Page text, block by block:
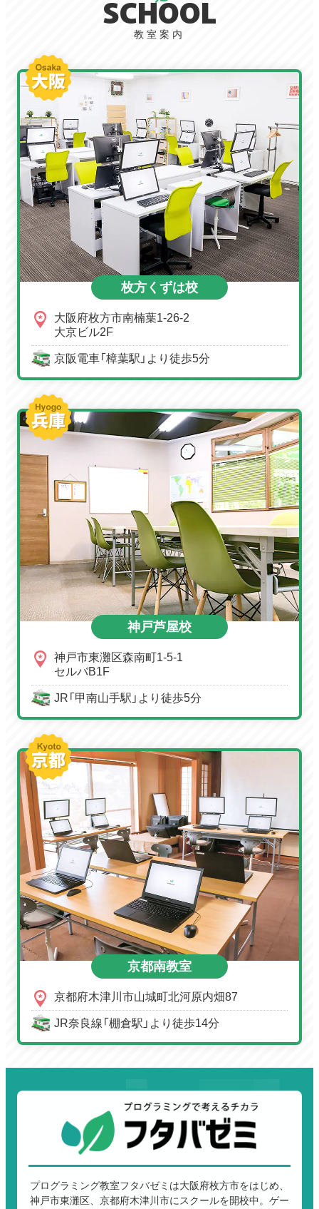
SCHOOL
教室案内
枚方くずは校
大阪府枚方市南楠葉1-26-2
大京ビル2F
京阪電車「樟葉駅」より徒歩5分
神戸芦屋校
神戸市東灘区森南町1-5-1
セルバB1F
JR「甲南山手駅」より徒歩5分
京都南教室
京都府木津川市山城町北河原内畑87
JR奈良線「棚倉駅」より徒歩14分
プログラミング教室フタバゼミは大阪府枚方市をはじめ、
神戸市東灘区、京都府木津川市にスクールを開校中。ゲー